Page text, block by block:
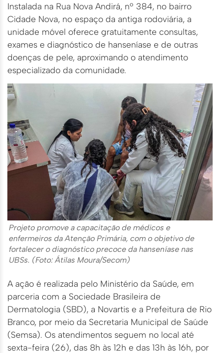
Instalada na Rua Nova Andirá, nº 384, no bairro
Cidade Nova, no espaço da antiga rodoviária, a
unidade móvel oferece gratuitamente consultas,
exames e diagnóstico de hanseníase e de outras
doenças de pele, aproximando o atendimento
especializado da comunidade.
Projeto promove a capacitação de médicos e
enfermeiros da Atenção Primária, com o objetivo de
fortalecer o diagnóstico precoce da hanseníase nas
UBSs. (Foto: Átilas Moura/Secom)
A ação é realizada pelo Ministério da Saúde, em
parceria com a Sociedade Brasileira de
Dermatologia (SBD), a Novartis e a Prefeitura de Rio
Branco, por meio da Secretaria Municipal de Saúde
(Semsa). Os atendimentos seguem no local até
sexta-feira (26), das 8h às 12h e das 13h às 16h, por